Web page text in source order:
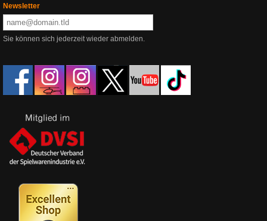
Newsletter
Sie können sich jederzeit wieder abmelden.